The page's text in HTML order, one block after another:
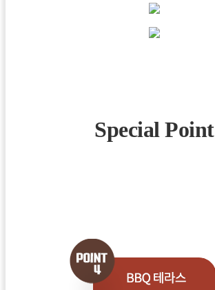
Special Point